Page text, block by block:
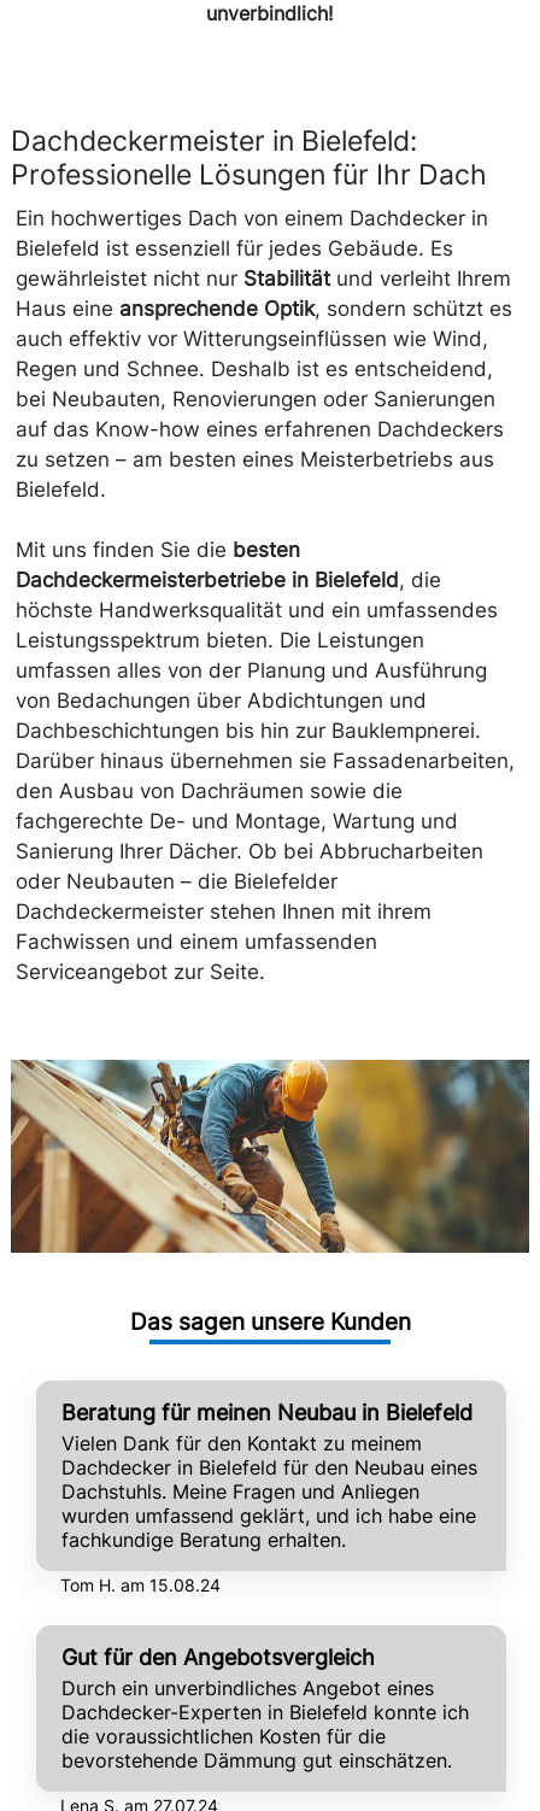
unverbindlich!
Dachdeckermeister in Bielefeld:
Professionelle Lösungen für Ihr Dach
Ein hochwertiges Dach von einem Dachdecker in
Bielefeld ist essenziell für jedes Gebäude. Es
gewährleistet nicht nur Stabilitätund verleiht Ihrem
Haus eine ansprechende Optik, sondern schützt es
auch effektiv vor Witterungseinflüssen wie Wind,
Regen und Schnee. Deshalb ist es entscheidend,
bei Neubauten, Renovierungen oder Sanierungen
auf das Know-how eines erfahrenen Dachdeckers
zu setzen – am besten eines Meisterbetriebs aus
Bielefeld.
Mit uns finden Sie die besten
Dachdeckermeisterbetriebe in Bielefeld , die
höchste Handwerksqualität und ein umfassendes
Leistungsspektrum bieten. Die Leistungen
umfassen alles von der Planung und Ausführung
von Bedachungen über Abdichtungen und
Dachbeschichtungen bis hin zur Bauklempnerei.
Darüber hinaus übernehmen sie Fassadenarbeiten,
den Ausbau von Dachräumen sowie die
fachgerechte De- und Montage, Wartung und
Sanierung Ihrer Dächer. Ob bei Abbrucharbeiten
oder Neubauten – die Bielefelder
Dachdeckermeister stehen Ihnen mit ihrem
Fachwissen und einem umfassenden
Serviceangebot zur Seite.
Das sagen unsere Kunden
Beratung für meinen Neubau in Bielefeld
Vielen Dank für den Kontakt zu meinem
Dachdecker in Bielefeld für den Neubau eines
Dachstuhls. Meine Fragen und Anliegen
wurden umfassend geklärt, und ich habe eine
fachkundige Beratung erhalten.
Tom H. am 15.08.24
Gut für den Angebotsvergleich
Durch ein unverbindliches Angebot eines
Dachdecker-Experten in Bielefeld konnte ich
die voraussichtlichen Kosten für die
bevorstehende Dämmung gut einschätzen.
Lena S. am 27.07.24